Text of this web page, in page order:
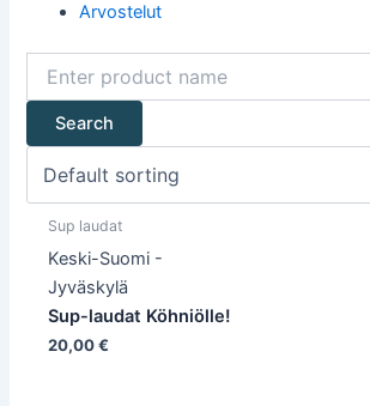
Arvostelut
Sup laudat
Keski-Suomi -
Jyväskylä
Sup-laudat Köhniölle!
20,00€